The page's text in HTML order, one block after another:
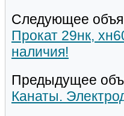
Следующее
Прокат 29нк,
наличия!
Предыдущее
Канаты.